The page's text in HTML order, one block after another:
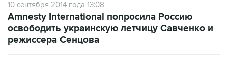
освободить украинскую летчицу Савченко и
режиссера Сенцова
1 сентября 2014 года 16:00